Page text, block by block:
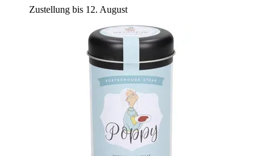
Zustellung bis 12. August